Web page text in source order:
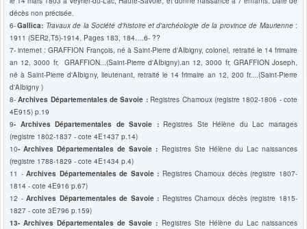
décès non précisée.
6-Gallica: Travaux de la Société d'histoire et d'archéologie de la province de Maurienne:
1911 (SER2,T5)-1914. Pages 183, 184….6- ??
7- internet : GRAFFION François, né à Saint-Pierre d'AIbigny, colonel, retraité le 14 frimaire
an 12, 3000 fr, GRAFFION...(Saint-Pierre d'AIbigny).an 12, 3000 fr, GRAFFION Joseph,
né à Saint-Pierre d'AIbigny, lieutenant, retraité le 14 frimaire an 12, 200 fr....(Saint-Pierre
d'AIbigny )
8- Archives Départementales de Savoie : Registres Chamoux (registre 1802-1806 - cote
4E915) p.19
9- Archives Départementales de Savoie : Registres Ste Hélène du Lac mariages
(registre 1802-1837 - cote 4E1437 p.14)
10- Archives Départementales de Savoie : Registres Ste Hélène du Lac naissances
(registre 1788-1829 - cote 4E1434 p.4)
11 -Archives Départementales de Savoie : RegistresChamoux décès (registre 1807-
1814 - cote 4E916 p.67)
12 -Archives Départementales de Savoie : RegistresChamoux décès(registre 1815-
1827 - cote 3E796 p.159)
13- Archives Départementales de Savoie : Registres Ste Hélène du Lac naissances